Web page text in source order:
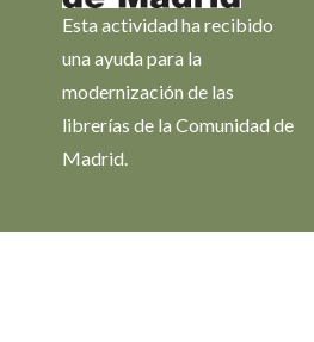
Esta actividad ha recibido
una ayuda para la
modernización de las
librerías de la Comunidad de
Madrid.